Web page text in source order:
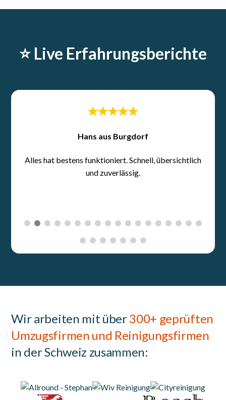
⭐️ Live Erfahrungsberichte
Wir arbeiten mit über300+ geprüften
Umzugsfirmen und Reinigungsfirmen
in der Schweiz zusammen: